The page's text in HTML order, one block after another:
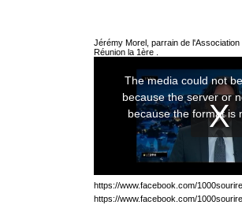
Jérémy Morel, parrain de
Réunion la 1ère .
https://www.facebook.com/
https://www.facebook.com/